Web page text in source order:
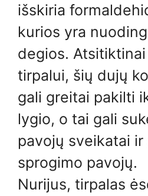
išskiria
kurios yra
degios.
tirpalui, šių dujų
gali greitai pakilti
lygio, o tai gali
pavojų sveikatai ir
sprogimo pavojų.
Nurijus, tirpalas